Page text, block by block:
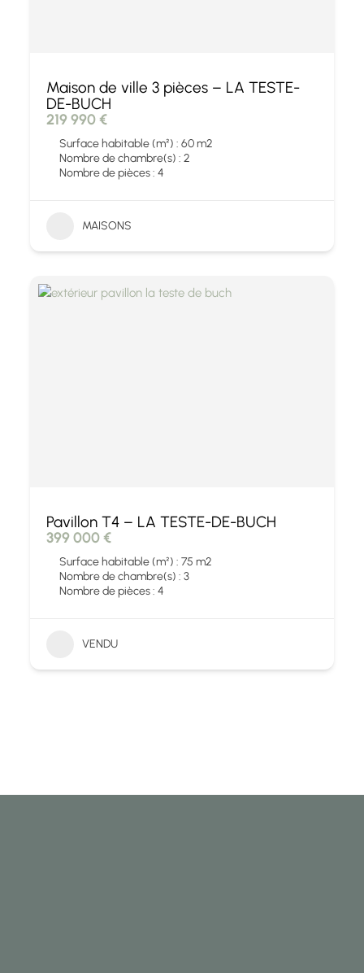
Maison de ville 3 pièces – LA TESTE-
DE-BUCH
219 990 €
Surface habitable (m²) : 60 m2
Nombre de chambre(s) : 2
Nombre de pièces : 4
MAISONS
Pavillon T4 – LA TESTE-DE-BUCH
399 000 €
Surface habitable (m²) : 75 m2
Nombre de chambre(s) : 3
Nombre de pièces : 4
VENDU